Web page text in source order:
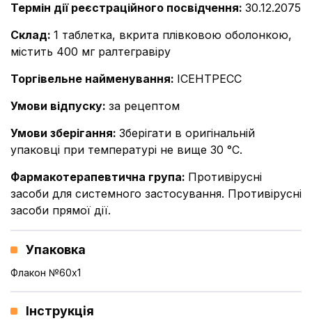
Термін дії реєстраційного посвідчення: 30.12.2075
Склад: 1 таблетка, вкрита плівковою оболонкою,
містить 400 мг ралтегравіру
Торгівельне найменування: ІСЕНТРЕСС
Умови відпуску: за рецептом
Умови зберігання: Зберігати в оригінальній
упаковці при температурі не вище 30 °С.
Фармакотерапевтична група: Противірусні
засоби для системного застосування. Противірусні
засоби прямої дії.
Упаковка
Флакон №60x1
Інструкція